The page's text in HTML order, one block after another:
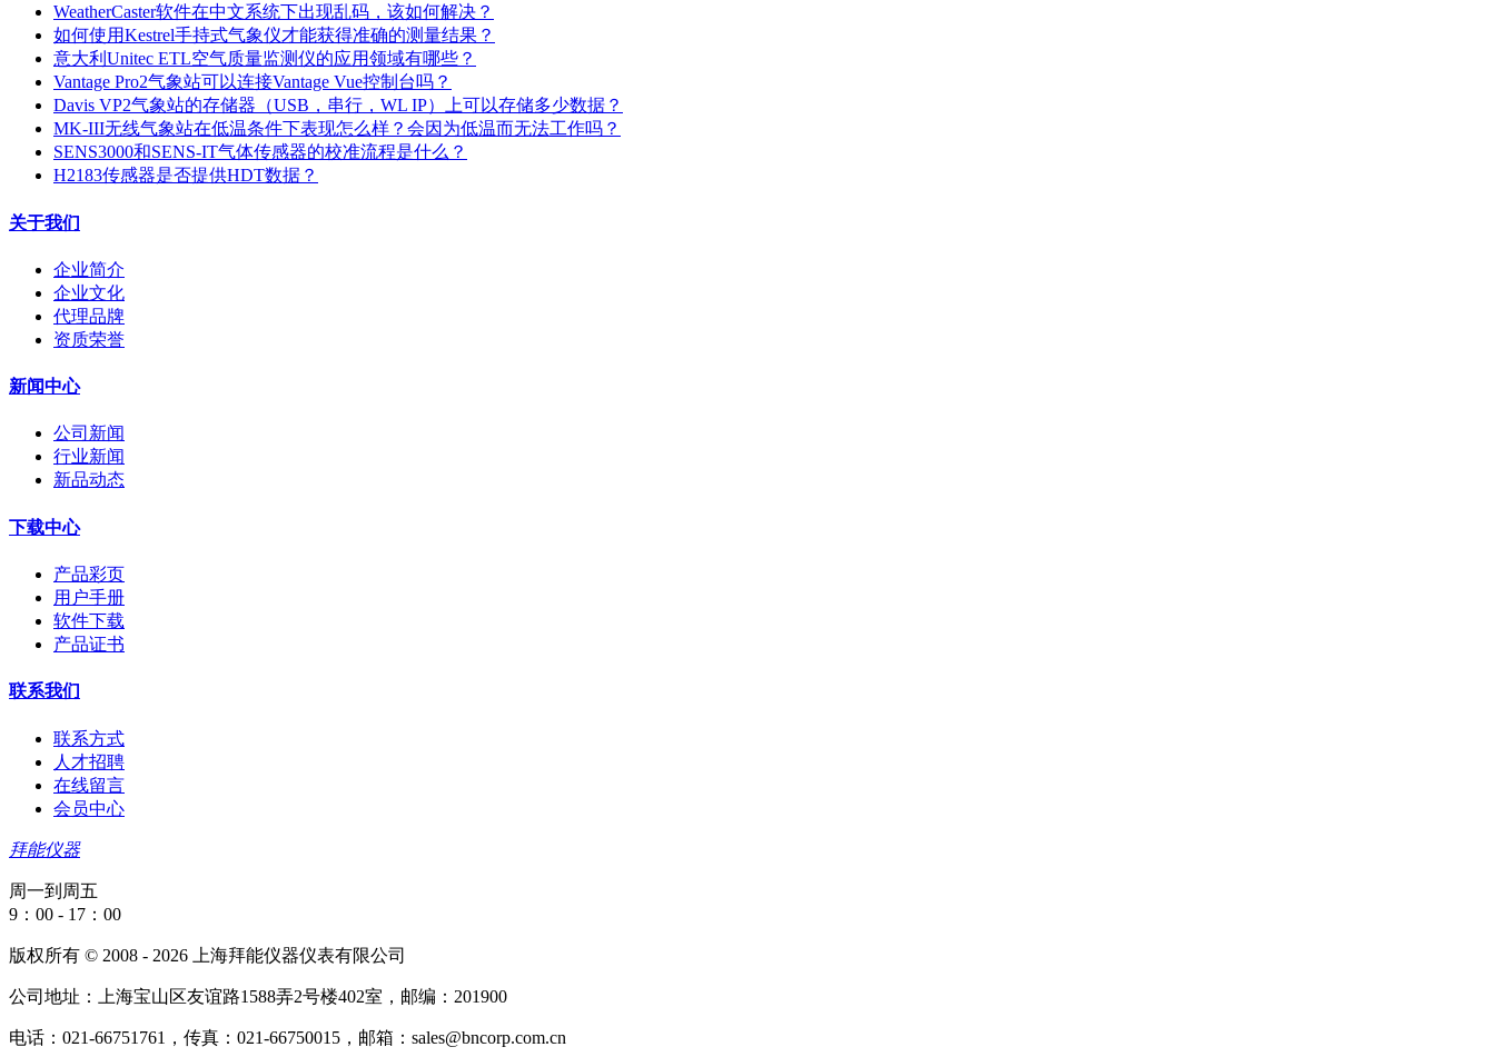
WeatherCaster软件在中文系统下出现乱码，该如何解决？
如何使用Kestrel手持式气象仪才能获得准确的测量结果？
意大利Unitec ETL空气质量监测仪的应用领域有哪些？
Vantage Pro2气象站可以连接Vantage Vue控制台吗？
Davis VP2气象站的存储器（USB，串行，WL IP）上可以存储多少数据？
MK-III无线气象站在低温条件下表现怎么样？会因为低温而无法工作吗？
SENS3000和SENS-IT气体传感器的校准流程是什么？
H2183传感器是否提供HDT数据？
关于我们
企业简介
企业文化
代理品牌
资质荣誉
新闻中心
公司新闻
行业新闻
新品动态
下载中心
产品彩页
用户手册
软件下载
产品证书
联系我们
联系方式
人才招聘
在线留言
会员中心
拜能仪器
周一到周五
9：00 - 17：00
版权所有 © 2008 - 2026 上海拜能仪器仪表有限公司
公司地址：上海宝山区友谊路1588弄2号楼402室，邮编：201900
电话：021-66751761，传真：021-66750015，邮箱：sales@bncorp.com.cn